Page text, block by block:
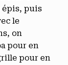
épis, puis
le
on
pour en
pour en